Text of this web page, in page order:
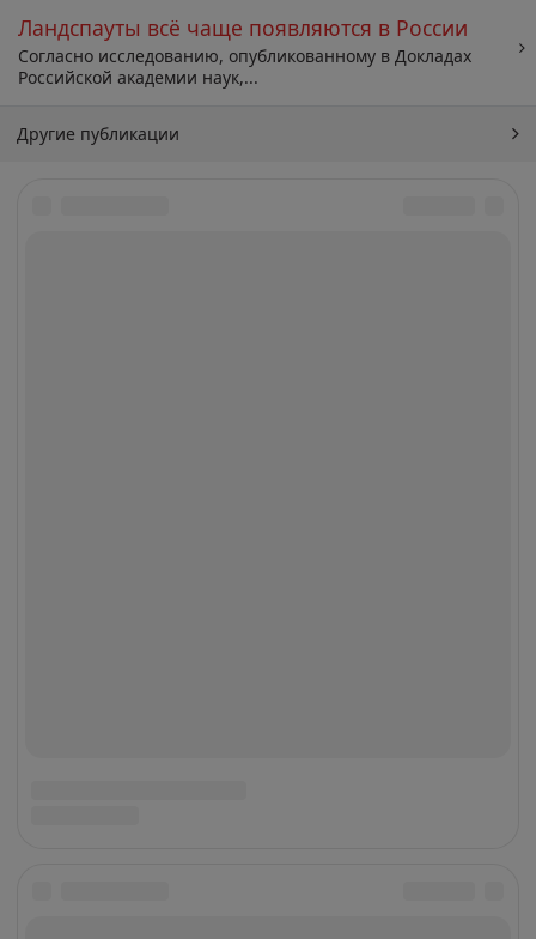
Ландспауты всё чаще появляются в России
Согласно исследованию, опубликованному в Докладах
Российской академии наук,...
Другие публикации